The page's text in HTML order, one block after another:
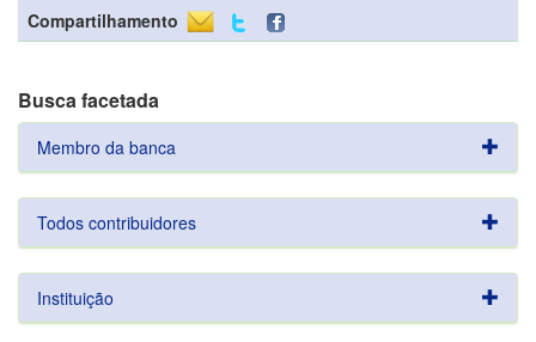
Compartilhamento
Busca facetada
Membro da banca
Todos contribuidores
Instituição